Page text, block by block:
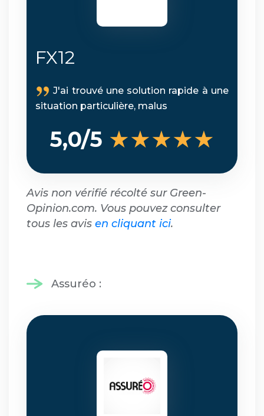
FX12
J'ai trouvé une solution rapide à une
situation particulière, malus
5,0/5 ★★★★★
Avis non vérifié récolté sur Green-
Opinion.com. Vous pouvez consulter
tous les avis en cliquant ici.
Assuréo :